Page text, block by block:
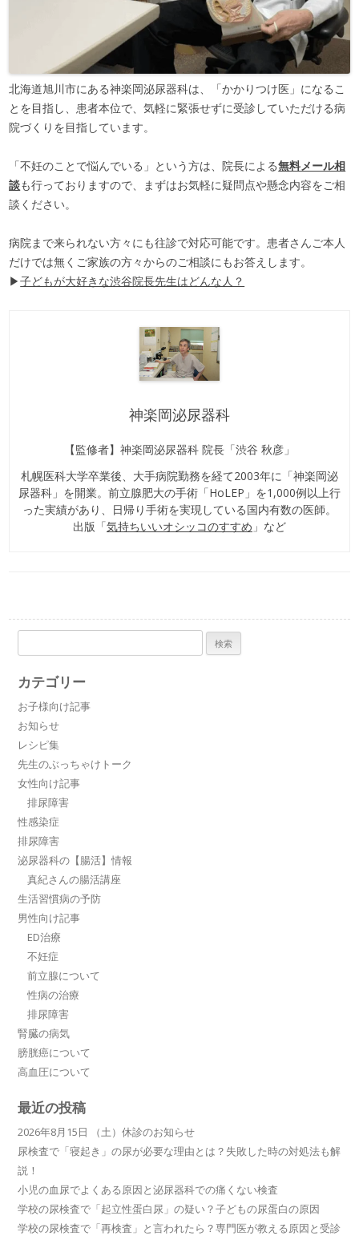
北海道旭川市にある神楽岡泌尿器科は、「かかりつけ医」になるこ
とを目指し、患者本位で、気軽に緊張せずに受診していただける病
院づくりを目指しています。
「不妊のことで悩んでいる」という方は、院長による無料メール相
談も行っておりますので、まずはお気軽に疑問点や懸念内容をご相
談ください。
病院まで来られない方々にも往診で対応可能です。患者さんご本人
だけでは無くご家族の方々からのご相談にもお答えします。
▶子どもが大好きな渋谷院長先生はどんな人？
神楽岡泌尿器科
【監修者】神楽岡泌尿器科 院長「渋谷 秋彦」
札幌医科大学卒業後、大手病院勤務を経て2003年に「神楽岡泌
尿器科」を開業。前立腺肥大の手術「HoLEP」を1,000例以上行
った実績があり、日帰り手術を実現している国内有数の医師。
出版「気持ちいいオシッコのすすめ 」など
索:
カテゴリー
お子様向け記事
お知らせ
レシピ集
先生のぶっちゃけトーク
女性向け記事
排尿障害
性感染症
排尿障害
泌尿器科の【腸活】情報
真紀さんの腸活講座
生活習慣病の予防
男性向け記事
ED治療
不妊症
前立腺について
性病の治療
排尿障害
腎臓の病気
膀胱癌について
高血圧について
最近の投稿
2026年8月15日 （土）休診のお知らせ
尿検査で「寝起き」の尿が必要な理由とは？失敗した時の対処法も解
説！
小児の血尿でよくある原因と泌尿器科での痛くない検査
学校の尿検査で「起立性蛋白尿」の疑い？子どもの尿蛋白の原因
学校の尿検査で「再検査」と言われたら？専門医が教える原因と受診